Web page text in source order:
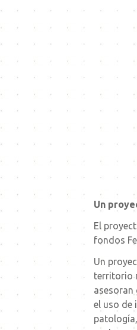
Un
El
fondos
Un
territorio
asesoran
el uso de